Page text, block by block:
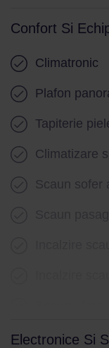
Confort Si
Climatronic
Plafon
Tapiterie
Climatizare
Scaun sofer
Scaune fata
Scaun cu
Electronice Si